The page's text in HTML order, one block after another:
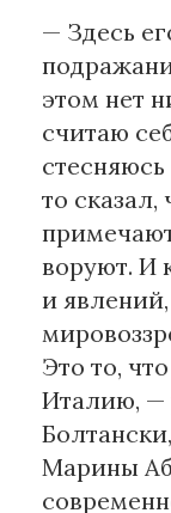
— Здесь
этом нет
считаю
то
воруют. И
и
Это то,
Италию, —
Марины